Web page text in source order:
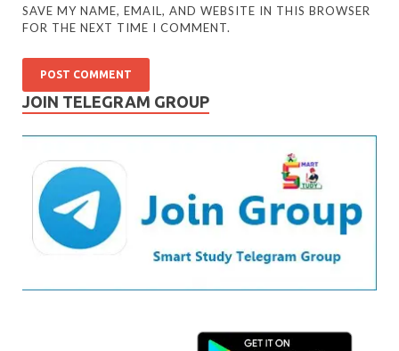
SAVE MY NAME, EMAIL, AND WEBSITE IN THIS BROWSER
FOR THE NEXT TIME I COMMENT.
JOIN TELEGRAM GROUP